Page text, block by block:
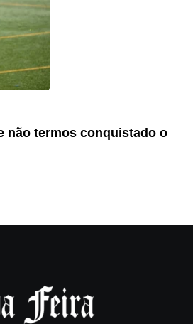
não termos conquistado o